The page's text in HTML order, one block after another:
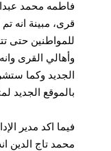
فاطمه محمد
قرى، مبينة انه
للمواطنين حتى
وأهالي القرى
الجديد وكما
بالموقع الجديد
فيما اكد مدير
محمد تاج الدين